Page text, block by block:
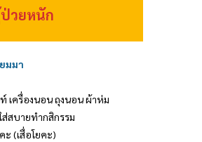
วยหนัก
มมา
เครื่องนอน ถุงนอน ผ้าห่ม
ส่สบายทำกสิกรรม
ะ (เสื่อโยคะ)